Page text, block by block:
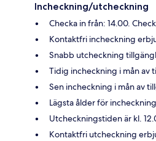
Incheckning/utcheckning
Checka in från: 14.00.
Kontaktfri incheckning
Snabb utcheckning
Tidig incheckning i mån av
Sen incheckning i mån av
Lägsta ålder för
Utcheckningstiden är kl.
Kontaktfri utcheckning